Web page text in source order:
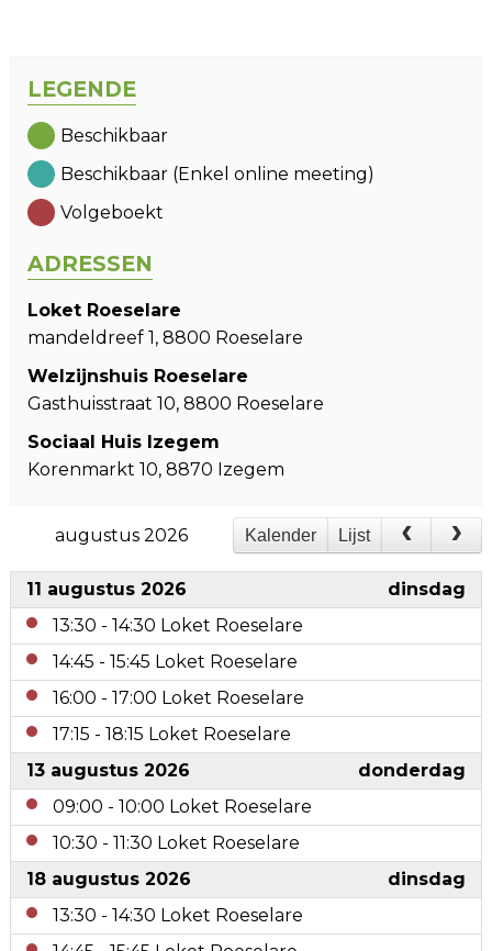
Kalender Lijst
augustus 2026
11 augustus 2026
dinsdag
13:30 - 14:30 Loket Roeselare
14:45 - 15:45 Loket Roeselare
16:00 - 17:00 Loket Roeselare
17:15 - 18:15 Loket Roeselare
13 augustus 2026
donderdag
09:00 - 10:00 Loket Roeselare
10:30 - 11:30 Loket Roeselare
18 augustus 2026
dinsdag
13:30 - 14:30 Loket Roeselare
LEGENDE
Beschikbaar
Beschikbaar (Enkel online meeting)
Volgeboekt
ADRESSEN
Loket Roeselare
mandeldreef 1, 8800 Roeselare
Welzijnshuis Roeselare
Gasthuisstraat 10, 8800 Roeselare
Sociaal Huis Izegem
Korenmarkt 10, 8870 Izegem